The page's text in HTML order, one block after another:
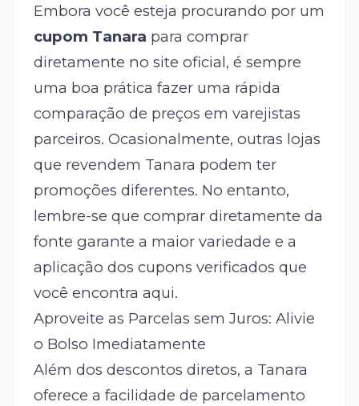
Embora você esteja procurando por um
cupom Tanara para comprar
diretamente no site oficial, é sempre
uma boa prática fazer uma rápida
comparação de preços em varejistas
parceiros. Ocasionalmente, outras lojas
que revendem Tanara podem ter
promoções diferentes. No entanto,
lembre-se que comprar diretamente da
fonte garante a maior variedade e a
aplicação dos cupons verificados que
você encontra aqui.
Aproveite as Parcelas sem Juros: Alivie
o Bolso Imediatamente
Além dos descontos diretos, a Tanara
oferece a facilidade de parcelamento